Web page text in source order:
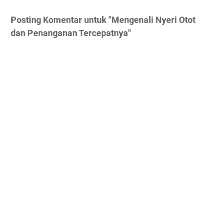
Posting Komentar untuk "Mengenali Nyeri Otot
dan Penanganan Tercepatnya"